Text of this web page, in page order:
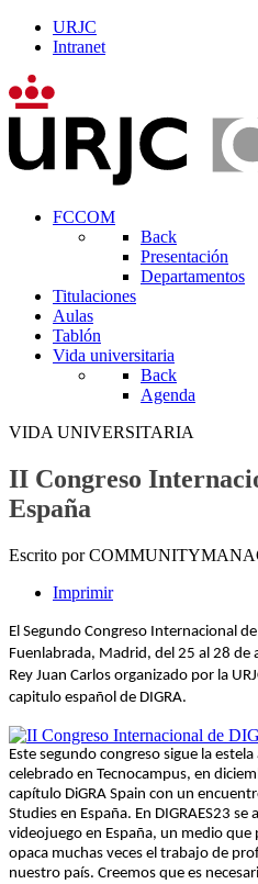
URJC
Intranet
FCCOM
Back
Presentación
Departamentos
Titulaciones
Aulas
Tablón
Vida universitaria
Back
Agenda
VIDA UNIVERSITARIA
II Congreso
España
Escrito por
Imprimir
El Segundo Congreso Internacional
Fuenlabrada, Madrid, del 25 al 28 de
Rey Juan Carlos organizado por la
capitulo español de DIGRA.
Este segundo congreso sigue la
celebrado en Tecnocampus, en
capítulo DiGRA Spain con un
Studies en España. En DIGRAES23
videojuego en España, un medio
opaca muchas veces el trabajo de
nuestro país. Creemos que es